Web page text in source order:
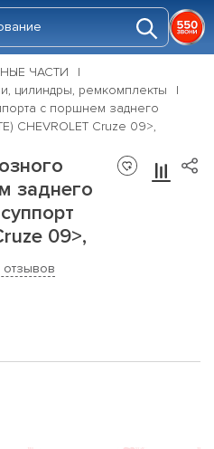
ЧАСТИ
цилиндры, ремкомплекты
с поршнем заднего
CHEVROLET Cruze 09>,
заднего
09>,
отзывов